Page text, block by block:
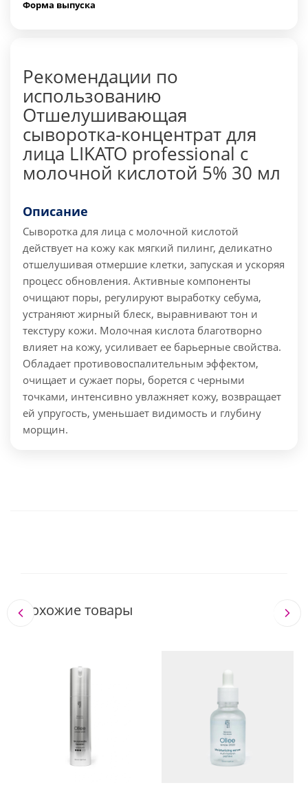
Форма выпуска
Рекомендации по
использованию
Отшелушивающая
сыворотка-концентрат для
лица LIKATO professional с
молочной кислотой 5% 30 мл
Описание
Сыворотка для лица с молочной кислотой
действует на кожу как мягкий пилинг, деликатно
отшелушивая отмершие клетки, запуская и ускоряя
процесс обновления. Активные компоненты
очищают поры, регулируют выработку себума,
устраняют жирный блеск, выравнивают тон и
текстуру кожи. Молочная кислота благотворно
влияет на кожу, усиливает ее барьерные свойства.
Обладает противовоспалительным эффектом,
очищает и сужает поры, борется с черными
точками, интенсивно увлажняет кожу, возвращает
ей упругость, уменьшает видимость и глубину
морщин.
Похожие товары